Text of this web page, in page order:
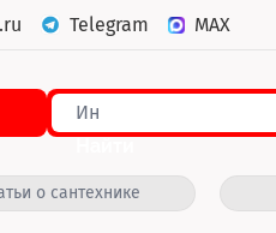
Telegram MAX
о сантехнике